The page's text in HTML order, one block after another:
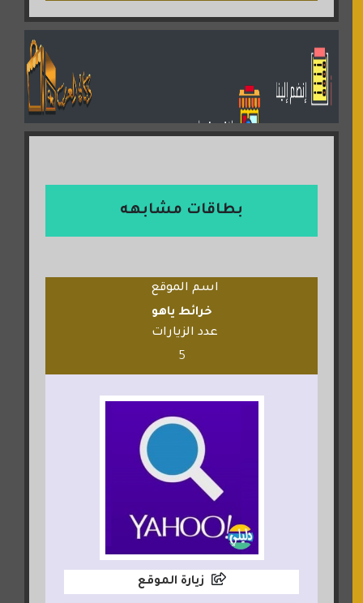
بطاقات مشابهه
اسم الموقع
خرائط ياهو
عدد الزيارات
5
زيارة الموقع